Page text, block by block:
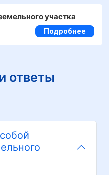
участка
Подробнее
ответы